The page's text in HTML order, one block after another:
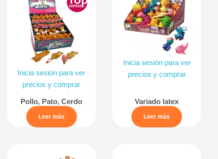
Inicia sesión para ver
precios y comprar
Pollo, Pato, Cerdo
Leer más
Inicia sesión para ver
precios y comprar
Variado latex
Leer más